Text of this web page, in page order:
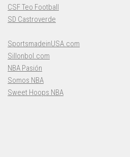
CSF Teo Football
SD Castroverde
SportsmadeinUSA.com
Sillonbol.com
NBA Pasión
Somos NBA
Sweet Hoops NBA